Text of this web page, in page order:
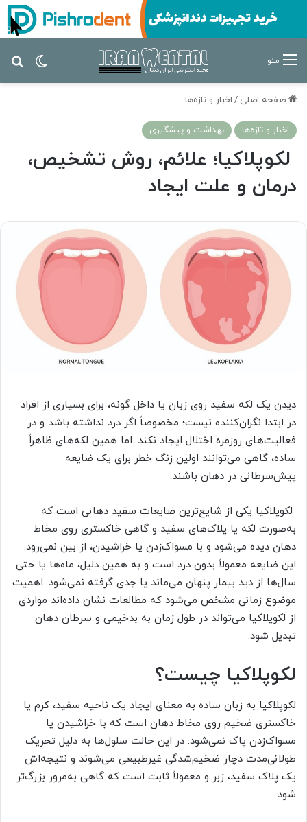
تغییر منو
صفحه اصلی / اخبار و تازه‌ها
اخبار و تازه‌ها بهداشت و پیشگیری
لکوپلاکیا؛ علائم، روش تشخیص،
درمان و علت ایجاد
دیدن یک لکه سفید روی زبان یا داخل گونه، برای بسیاری از افراد
در ابتدا نگران‌کننده نیست؛ مخصوصاً اگر درد نداشته باشد و در
فعالیت‌های روزمره اختلال ایجاد نکند. اما همین لکه‌های ظاهراً
ساده، گاهی می‌توانند اولین زنگ خطر برای یک ضایعه
پیش‌سرطانی در دهان باشند.
لکوپلاکیا یکی از شایع‌ترین ضایعات سفید دهانی است که
به‌صورت لکه یا پلاک‌های سفید و گاهی خاکستری روی مخاط
دهان دیده می‌شود و با مسواک‌زدن یا خراشیدن، از بین نمی‌رود.
این ضایعه معمولاً بدون درد است و به همین دلیل، ماه‌ها یا حتی
سال‌ها از دید بیمار پنهان می‌ماند یا جدی گرفته نمی‌شود. اهمیت
موضوع زمانی مشخص می‌شود که مطالعات نشان داده‌اند مواردی
از لکوپلاکیا می‌تواند در طول زمان به بدخیمی و سرطان دهان
تبدیل شود.
لکوپلاکیا چیست؟
لکوپلاکیا به زبان ساده به معنای ایجاد یک ناحیه سفید، کرم یا
خاکستری ضخیم روی مخاط دهان است که با خراشیدن یا
مسواک‌زدن پاک نمی‌شود. در این حالت سلول‌ها به دلیل تحریک
طولانی‌مدت دچار ضخیم‌شدگی غیرطبیعی می‌شوند و نتیجه‌اش
یک پلاک سفید، زبر و معمولاً ثابت است که گاهی به‌مرور بزرگ‌تر
شود.